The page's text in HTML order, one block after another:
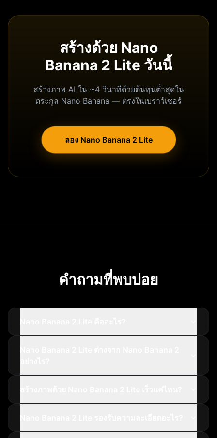
สร้างด้วย Nano
Banana 2 Lite วันนี้
สร้างภาพ AI ใน ~4 วินาทีด้วยต้นทุนต่ำสุดใน
ตระกูล Nano Banana — ตรงในเบราว์เซอร์
ลอง Nano Banana 2 Lite
คำถามที่พบบ่อย